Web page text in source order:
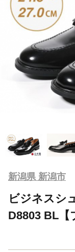
新潟県 新潟市
ビジネス
D8803 BL【